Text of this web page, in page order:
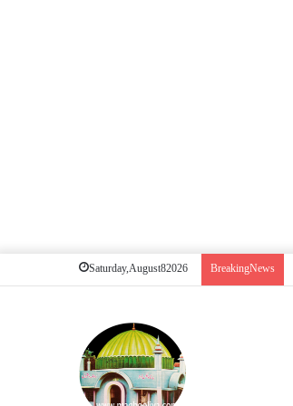
Saturday, August 8 2026 Breaking News